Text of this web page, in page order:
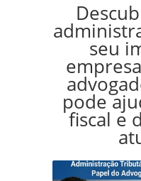
seu
pode
fiscal e